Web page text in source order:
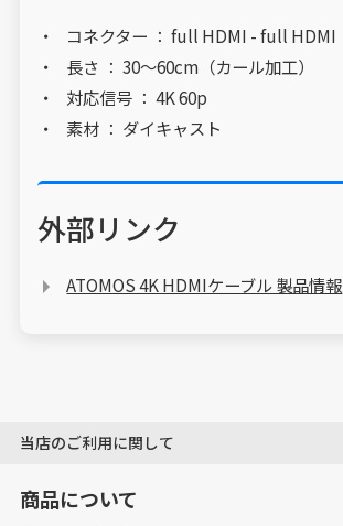
コネクター ： full HDMI - full HDMI
長さ ： 30～60cm（カール加工）
対応信号 ： 4K 60p
素材 ： ダイキャスト
外部リンク
ATOMOS 4K HDMIケーブル 製品情報
当店のご利用に関して
商品について